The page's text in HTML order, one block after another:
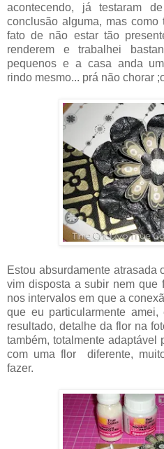
acontecendo, já testaram
conclusão alguma, mas
fato de não estar tão
renderem e trabalhei
pequenos e a casa anda
rindo mesmo... prá não chorar
Estou absurdamente atrasada
vim disposta a subir nem que
nos intervalos em que a
que eu particularmente
resultado, detalhe da flor na
também, totalmente adaptável
com uma flor diferente,
fazer.